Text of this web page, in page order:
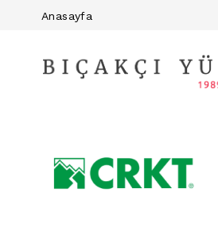
Anasayfa